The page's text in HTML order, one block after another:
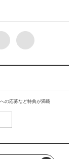
の応募など特典が満載